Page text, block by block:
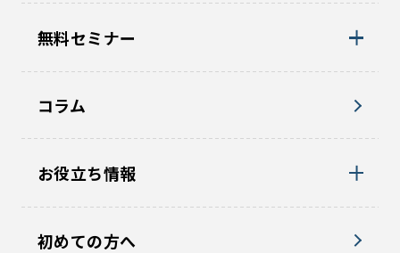
無料セミナー
コラム
お役立ち情報
初めての方へ